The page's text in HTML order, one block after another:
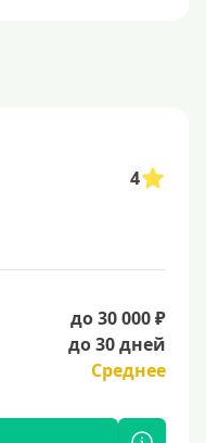
4
до 30 000 ₽
до 30 дней
Среднее